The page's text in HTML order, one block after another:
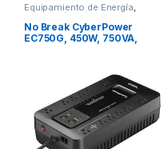
Equipamiento de Energía
Protección Eléctrica
No Break CyberPower
EC750G, 450W, 750VA,